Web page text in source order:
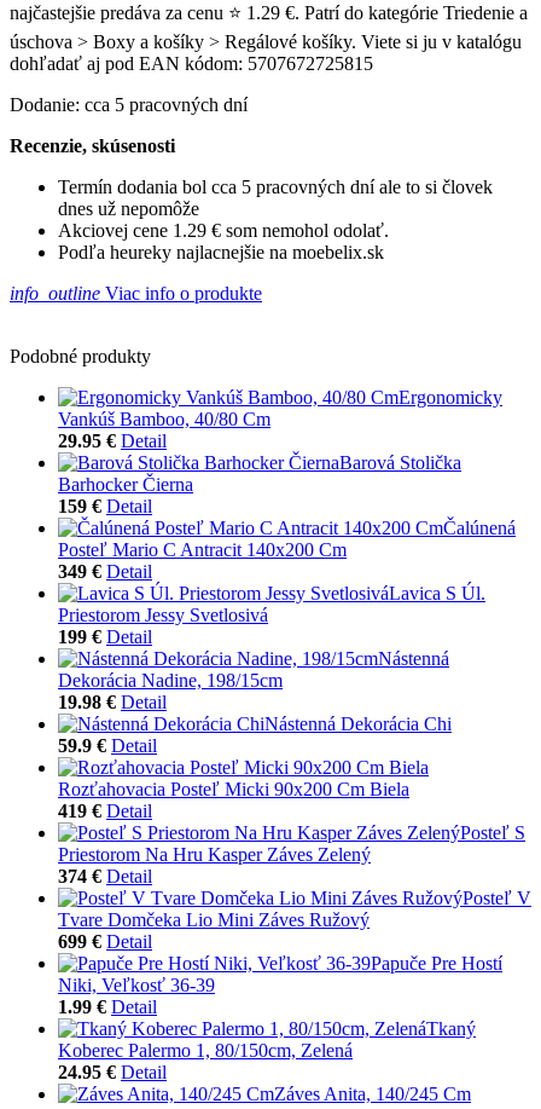
najčastejšie predáva za cenu ⭐ 1.29 €. Patrí do kategórie Triedenie a
úschova > Boxy a košíky > Regálové košíky. Viete si ju v katalógu
dohľadať aj pod EAN kódom: 5707672725815
Dodanie: cca 5 pracovných dní
Recenzie, skúsenosti
Termín dodania bol cca 5 pracovných dní ale to si človek
dnes už nepomôže
Akciovej cene 1.29 € som nemohol odolať.
Podľa heureky najlacnejšie na moebelix.sk
info_outline Viac info o produkte
Podobné produkty
Ergonomicky
Vankúš Bamboo, 40/80 Cm
29.95 € Detail
Barová Stolička
Barhocker Čierna
159 € Detail
Čalúnená
Posteľ Mario C Antracit 140x200 Cm
349 € Detail
Lavica S Úl.
Priestorom Jessy Svetlosivá
199 € Detail
Nástenná
Dekorácia Nadine, 198/15cm
19.98 € Detail
Nástenná Dekorácia Chi
59.9 € Detail
Rozťahovacia Posteľ Micki 90x200 Cm Biela
419 € Detail
Posteľ S
Priestorom Na Hru Kasper Záves Zelený
374 € Detail
Posteľ V
Tvare Domčeka Lio Mini Záves Ružový
699 € Detail
Papuče Pre Hostí
Niki, Veľkosť 36-39
1.99 € Detail
Tkaný
Koberec Palermo 1, 80/150cm, Zelená
24.95 € Detail
Záves Anita, 140/245 Cm